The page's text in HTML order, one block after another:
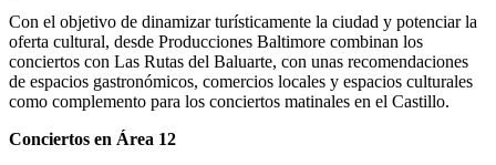
Con el objetivo de dinamizar turísticamente la ciudad y potenciar la
oferta cultural, desde Producciones Baltimore combinan los
conciertos con Las Rutas del Baluarte, con unas recomendaciones
de espacios gastronómicos, comercios locales y espacios culturales
como complemento para los conciertos matinales en el Castillo.
Conciertos en Área 12